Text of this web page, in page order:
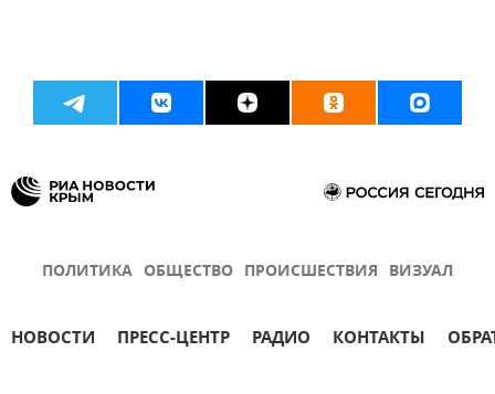
ПОЛИТИКА ОБЩЕСТВО ПРОИСШЕСТВИЯ ВИЗУАЛ
НОВОСТИ ПРЕСС-ЦЕНТР РАДИО КОНТАКТЫ